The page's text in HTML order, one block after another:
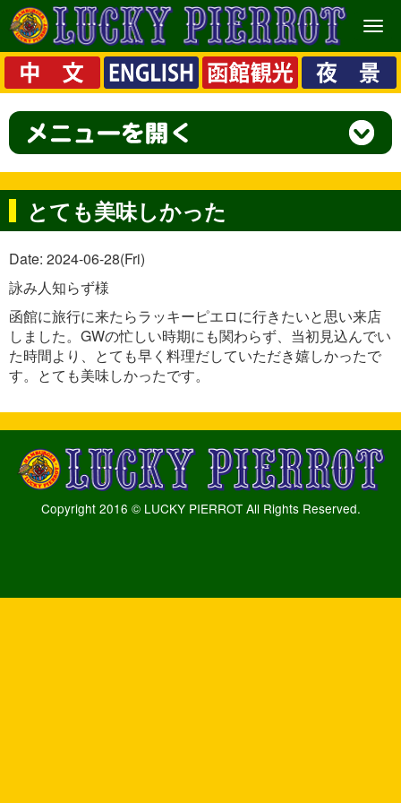
メ
ニ
ュ
ー
とても美味しかった
Date: 2024-06-28(Fri)
詠み人知らず様
函館に旅行に来たらラッキーピエロに行きたいと思い来店
しました。GWの忙しい時期にも関わらず、当初見込んでい
た時間より、とても早く料理だしていただき嬉しかったで
す。とても美味しかったです。
Copyright 2016 © LUCKY PIERROT All Rights Reserved.